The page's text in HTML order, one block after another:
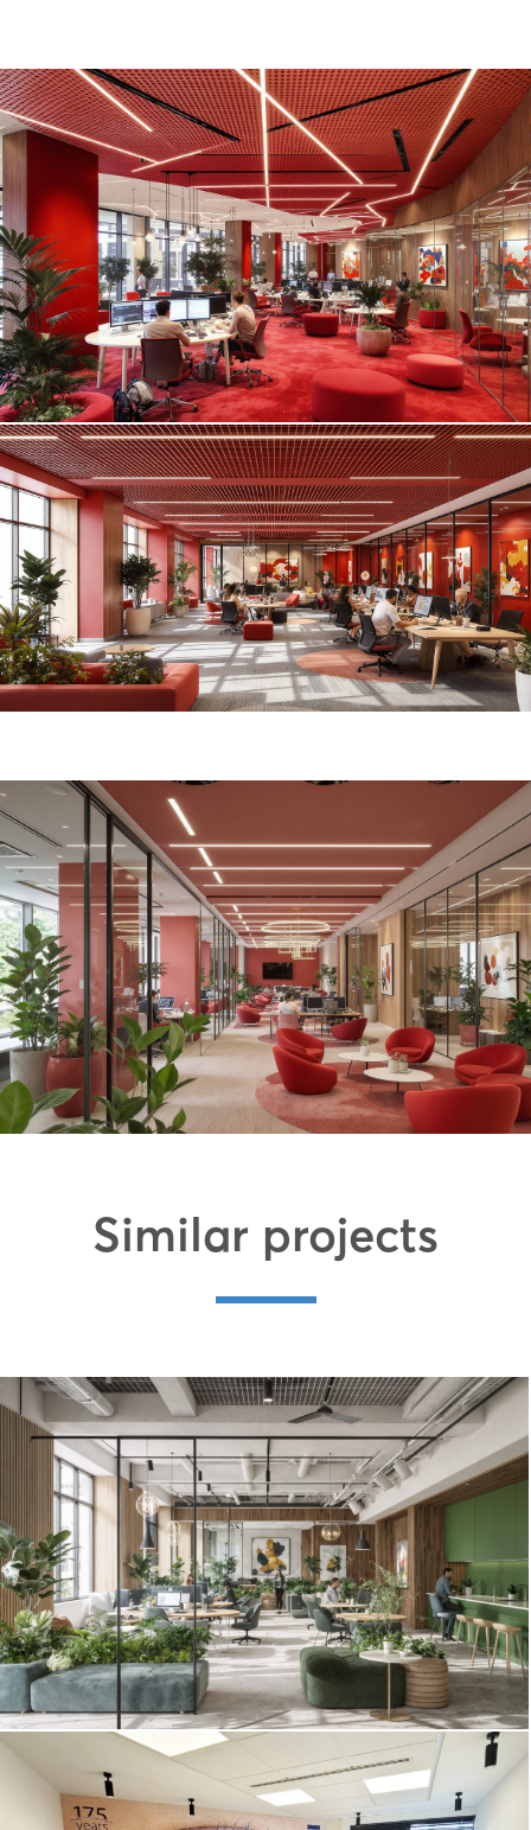
Similar projects